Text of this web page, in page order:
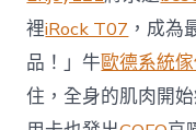
裡iRock T07 ，成為
品！」牛歐德系統
住，全身的肌肉開